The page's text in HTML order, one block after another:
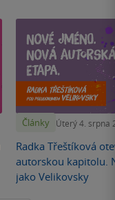
Články Úterý 4. srpna
Radka Třeštíková
autorskou kapitolu.
jako Velikovsky